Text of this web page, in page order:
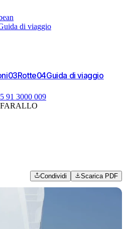
di viaggio
03Rotte04Guida di viaggio
91 3000 009
Condividi Scarica PDF